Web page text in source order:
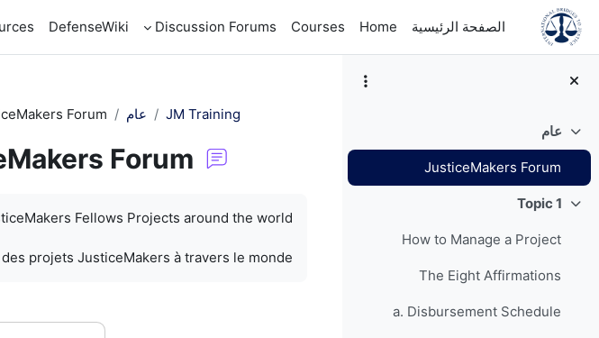
تخطى إلى المحتوى الرئيسي
الصفحة الرئيسية
Home
Courses
Discussion Forums
DefenseWiki
طيعام
JusticeMakers Forum
طيTopic 1
How to Manage a Project
The Eight Affirmations
a. Disbursement Schedule
JM Training عام Forum
Forum
Fellows Projects around the world.
projets JusticeMakers à travers le monde.